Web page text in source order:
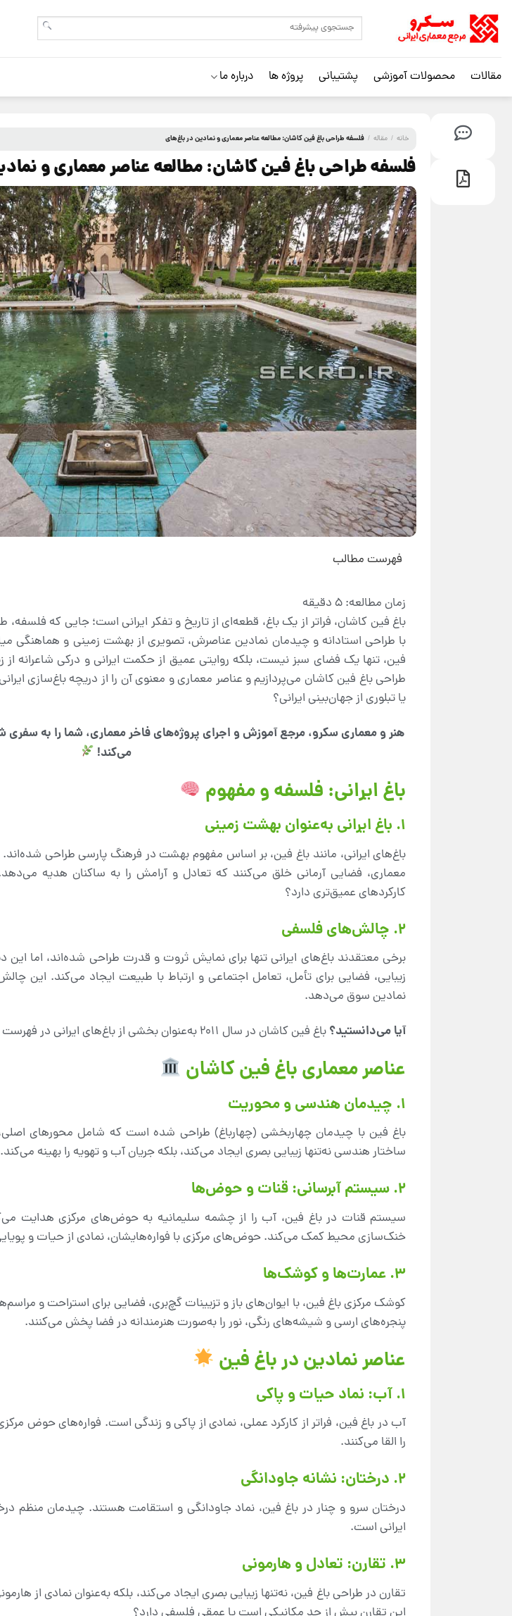
مقالات محصولات آموزشی پشتیبانی پروژه ها درباره ما
خانه / مقاله / فلسفه طراحی باغ فین کاشان: مطالعه عناصر معماری و نمادین در باغ‌های
فلسفه طراحی باغ فین کاشان: مطالعه عناصر معماری و
فهرست مطالب
باغ فین کاشان، فراتر از یک باغ، قطعه‌ای از تاریخ و تفکر ایرانی است؛ جایی که
با طراحی استادانه و چیدمان نمادین عناصرش، تصویری از بهشت زمینی و هماهنگی
فین، تنها یک فضای سبز نیست، بلکه روایتی عمیق از حکمت ایرانی و درکی شاعرانه از
طراحی باغ فین کاشان می‌پردازیم و عناصر معماری و معنوی آن را از دریچه باغ‌سازی
یا تبلوری از جهان‌بینی ایرانی؟
هنر و معماری سکرو، مرجع آموزش و اجرای پروژه‌های فاخر معماری، شما را به
می‌کند!
باغ ایرانی: فلسفه و مفهوم
1. باغ ایرانی به‌عنوان بهشت زمینی
باغ‌های ایرانی، مانند باغ فین، بر اساس مفهوم بهشت در فرهنگ پارسی طراحی
معماری، فضایی آرمانی خلق می‌کنند که تعادل و آرامش را به ساکنان هدیه
کارکردهای عمیق‌تری دارد؟
2. چالش‌های فلسفی
برخی معتقدند باغ‌های ایرانی تنها برای نمایش ثروت و قدرت طراحی شده‌اند، اما این
زیبایی، فضایی برای تأمل، تعامل اجتماعی و ارتباط با طبیعت ایجاد می‌کند. این
نمادین سوق می‌دهد.
آیا می‌دانستید؟باغ فین کاشان در سال 2011 به‌عنوان بخشی از باغ‌های ایرانی در فهرست میراث جهانی یونسکو ثبت شد!
عناصر معماری باغ فین کاشان
1. چیدمان هندسی و محوریت
باغ فین با چیدمان چهاربخشی (چهارباغ) طراحی شده است که شامل محورهای
ساختار هندسی نه‌تنها زیبایی بصری ایجاد می‌کند، بلکه جریان آب و تهویه را بهینه می‌کند.
2. سیستم آبرسانی: قنات و حوض‌ها
سیستم قنات در باغ فین، آب را از چشمه سلیمانیه به حوض‌های مرکزی هدایت
خنک‌سازی محیط کمک می‌کند. حوض‌های مرکزی با فواره‌هایشان، نمادی از حیات و
3. عمارت‌ها و کوشک‌ها
کوشک مرکزی باغ فین، با ایوان‌های باز و تزیینات گچ‌بری، فضایی برای استراحت و
پنجره‌های ارسی و شیشه‌های رنگی، نور را به‌صورت هنرمندانه در فضا پخش می‌کنند.
عناصر نمادین در باغ فین
1. آب: نماد حیات و پاکی
آب در باغ فین، فراتر از کارکرد عملی، نمادی از پاکی و زندگی است. فواره‌های حوض
را القا می‌کنند.
2. درختان: نشانه جاودانگی
درختان سرو و چنار در باغ فین، نماد جاودانگی و استقامت هستند. چیدمان منظم
ایرانی است.
3. تقارن: تعادل و هارمونی
تقارن در طراحی باغ فین، نه‌تنها زیبایی بصری ایجاد می‌کند، بلکه به‌عنوان نمادی از